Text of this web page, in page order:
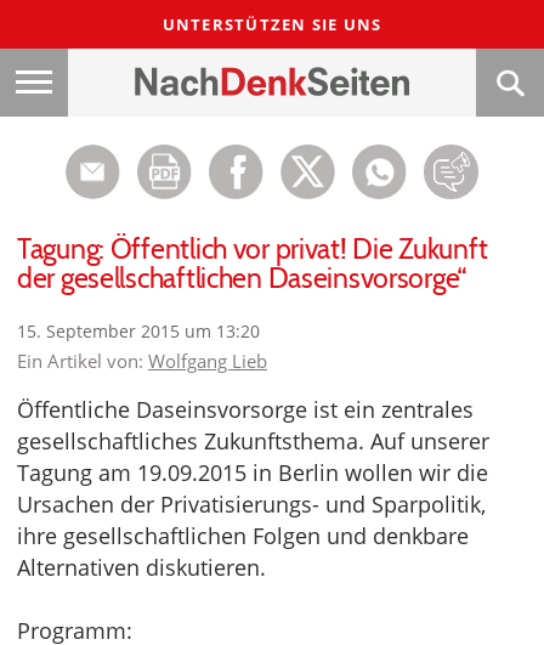
UNTERSTÜTZEN SIE UNS
Tagung: Öffentlich vor privat! Die Zukunft
der gesellschaftlichen Daseinsvorsorge“
15. September 2015 um 13:20
Ein Artikel von: Wolfgang Lieb
Öffentliche Daseinsvorsorge ist ein zentrales
gesellschaftliches Zukunftsthema. Auf unserer
Tagung am 19.09.2015 in Berlin wollen wir die
Ursachen der Privatisierungs- und Sparpolitik,
ihre gesellschaftlichen Folgen und denkbare
Alternativen diskutieren.
Programm: